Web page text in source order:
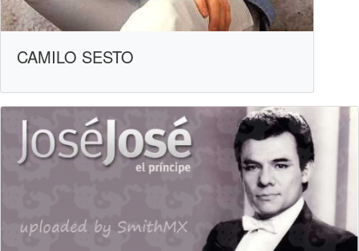
CAMILO SESTO